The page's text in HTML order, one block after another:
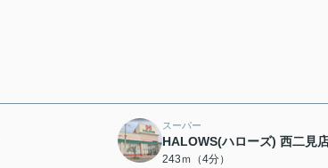
スーパー
HALOWS(ハローズ) 西二見
243ｍ（4分）